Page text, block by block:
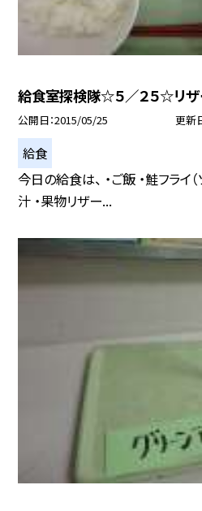
給食室探検隊☆５／２５☆リ
公開日 2015/05/25 更新
給食
今日の給食は、 ・ご飯 ・鮭フライ
汁 ・果物リザー...